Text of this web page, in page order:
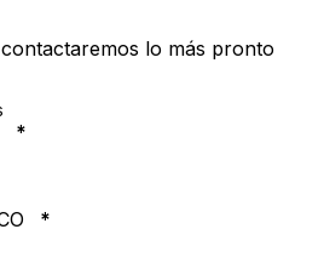
lo más pronto
*
*